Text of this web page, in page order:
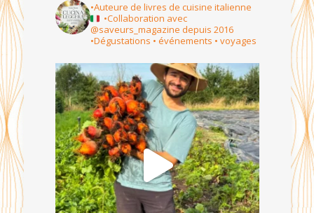
•Auteure de livres de cuisine italienne
•Collaboration avec
@saveurs_magazine depuis 2016
•Dégustations • événements • voyages